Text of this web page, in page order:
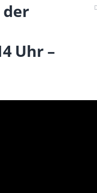
Uhr –